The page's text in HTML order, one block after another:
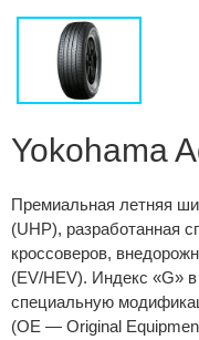
Избранное
Сравнение
Личный
Yokohama
Премиальная летняя
(UHP), разработанная
кроссоверов,
(EV/HEV). Индекс «G»
специальную
(OE — Original